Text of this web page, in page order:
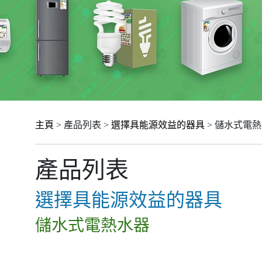
主頁 > 產品列表 > 選擇具能源效益的器具 > 儲水式電
產品列表
選擇具能源效益的器具
儲水式電熱水器